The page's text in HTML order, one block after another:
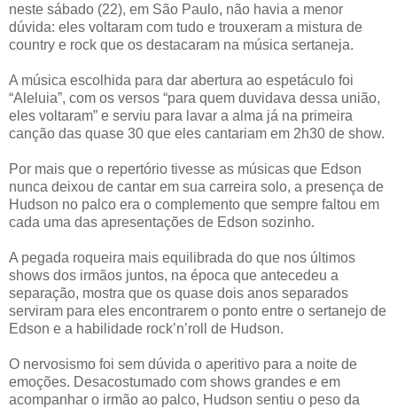
neste sábado (22), em São Paulo, não havia a menor
dúvida: eles voltaram com tudo e trouxeram a mistura de
country e rock que os destacaram na música sertaneja.
A música escolhida para dar abertura ao espetáculo foi
“Aleluia”, com os versos “para quem duvidava dessa união,
eles voltaram” e serviu para lavar a alma já na primeira
canção das quase 30 que eles cantariam em 2h30 de show.
Por mais que o repertório tivesse as músicas que Edson
nunca deixou de cantar em sua carreira solo, a presença de
Hudson no palco era o complemento que sempre faltou em
cada uma das apresentações de Edson sozinho.
A pegada roqueira mais equilibrada do que nos últimos
shows dos irmãos juntos, na época que antecedeu a
separação, mostra que os quase dois anos separados
serviram para eles encontrarem o ponto entre o sertanejo de
Edson e a habilidade rock’n’roll de Hudson.
O nervosismo foi sem dúvida o aperitivo para a noite de
emoções. Desacostumado com shows grandes e em
acompanhar o irmão ao palco, Hudson sentiu o peso da